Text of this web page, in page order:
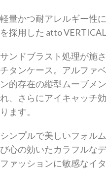
軽量かつ耐アレルギー性
を採用した atto
サンドブラスト処理が施
チタンケース。アルファ
ン的存在の縦型ムーブメ
れ、さらにアイキャッチ
ります。
シンプルで美しいフォル
び心の効いたカラフルな
ファッションに敏感なイ